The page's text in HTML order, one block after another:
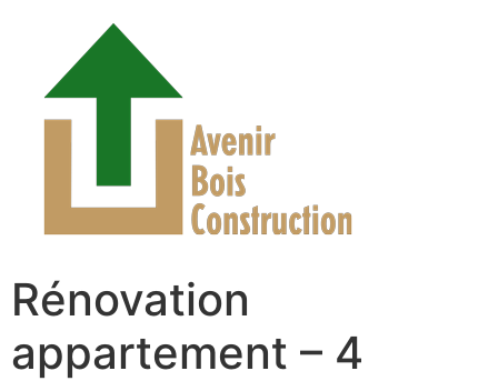
Rénovation
appartement – 4